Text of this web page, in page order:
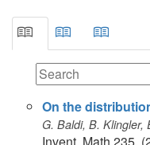
On the
G. Baldi, B. Klingler,